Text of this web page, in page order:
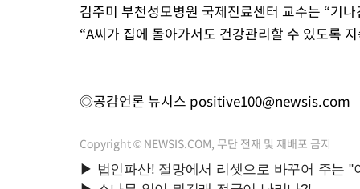
김주미 부천성모병원 국제진료센터 교수는 “기
“A씨가 집에 돌아가서도 건강관리할 수 있도록
◎공감언론 뉴시스 positive100@newsis.com
Copyright © NEWSIS.COM, 무단 전재 및 재배포 금지